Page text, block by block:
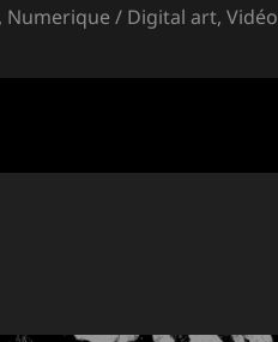
, Numerique / Digital art,Vidéo